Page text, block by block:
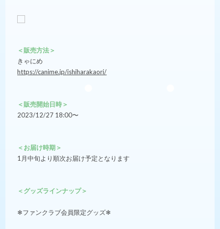
＜販売方法＞
きゃにめ
https://canime.jp/ishiharakaori/
＜販売開始日時＞
2023/12/27 18:00〜
＜お届け時期＞
1月中旬より順次お届け予定となります
＜グッズラインナップ＞
❄︎ファンクラブ会員限定グッズ❄︎